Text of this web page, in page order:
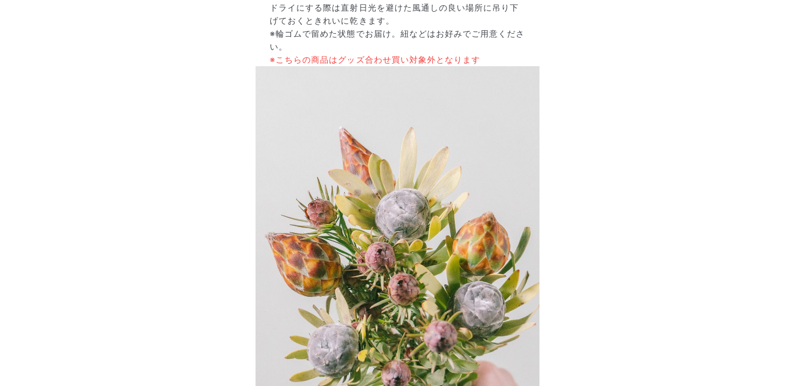
届いたお花に元気がなかったら？
もし届いたお花に「枯れている」「折れている」などの不備が
写真と同じものが届く？
商品ページに掲載している写真は、実際にお届けする商品を撮
影したものです。お花は生き物なので、どうしても色味やサイ
ズ・咲き方に個体差はありますが、できるだけ写真のイメージ
に近いものをお届けできるように人の目でチェックをしていま
す。
ドライにする際は直射日光を避けた風通しの良い場所に吊り下
げておくときれいに乾きます。
※輪ゴムで留めた状態でお届け。紐などはお好みでご用意くださ
い。
※こちらの商品はグッズ合わせ買い対象外となります